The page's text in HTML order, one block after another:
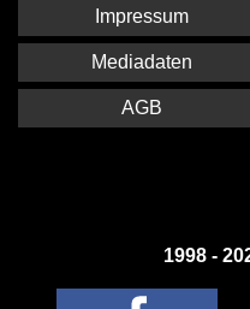
1998 -
Impressum
Mediadaten
AGB